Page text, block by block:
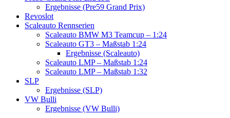
Ergebnisse (Pre59 Grand Prix)
Revoslot
Scaleauto Rennserien
Scaleauto BMW M3 Teamcup – 1:24
Scaleauto GT3 – Maßstab 1:24
Ergebnisse (Scaleauto)
Scaleauto LMP – Maßstab 1:24
Scaleauto LMP – Maßstab 1:32
SLP
Ergebnisse (SLP)
VW Bulli
Ergebnisse (VW Bulli)